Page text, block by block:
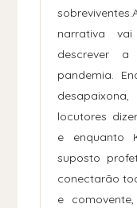
narrativa
descrever
pandemia.
locutores
e enquanto
suposto
conectarão
e